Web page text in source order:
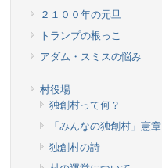
２１００年の元旦
トランプの根っこ
アダム・スミスの悩み
村役場
独創村って何？
「みんなの独創村」憲章
独創村の詩